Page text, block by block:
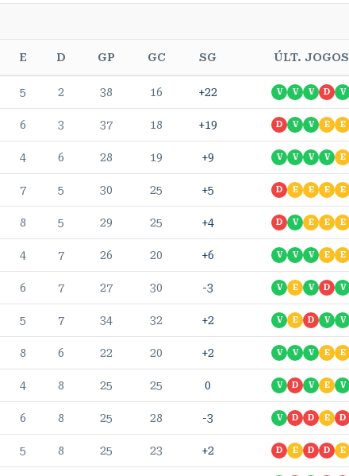
E D GP GC SG ÚLT. JOGOS
5 2 38 16 +22 V V V D V
6 3 37 18 +19 D V V E E
4 6 28 19 +9 V V V V E
7 5 30 25 +5 D E E E E
8 5 29 25 +4 D V E E E
4 7 26 20 +6 V V V E E
6 7 27 30 -3 V E V D V
5 7 34 32 +2 V E D V V
8 6 22 20 +2 V V V E E
4 8 25 25 0 V D V E V
6 8 25 28 -3 V D D E D
5 8 25 23 +2 D E D D E